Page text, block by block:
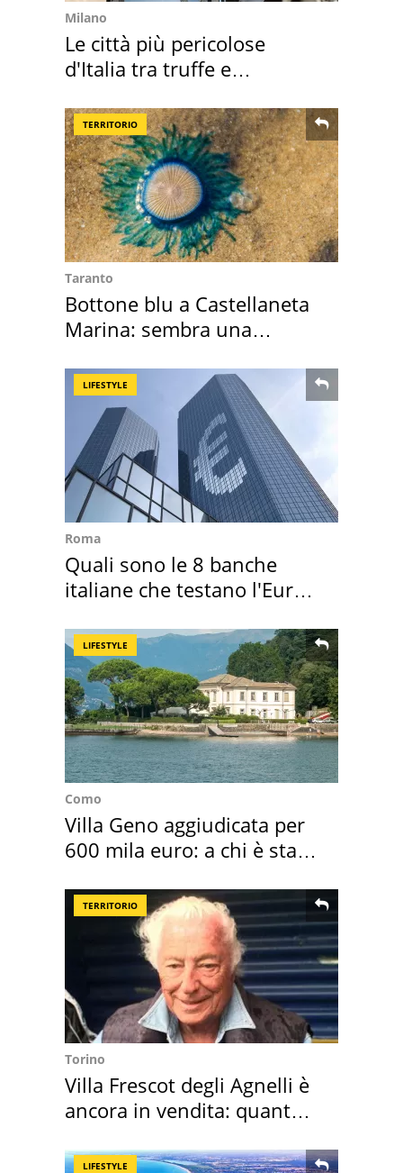
Milano
Le città più pericolose
d'Italia tra truffe e
TERRITORIO
Taranto
Bottone blu a Castellaneta
Marina: sembra una
LIFESTYLE
Roma
Quali sono le 8 banche
italiane che testano l'Euro
LIFESTYLE
Como
Villa Geno aggiudicata per
600 mila euro: a chi è stata
TERRITORIO
Torino
Villa Frescot degli Agnelli è
ancora in vendita: quanto
LIFESTYLE